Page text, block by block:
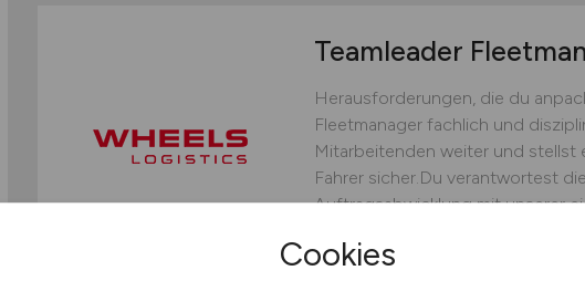
Teamleader
Herausforderungen, die du
Fleetmanager fachlich und
Mitarbeitenden weiter und stellst
Fahrer sicher.Du verantwortest
Auftragsabwicklung mit unserer
bedarfsgerechten Fahrereinsatz
operative Steuerung.Du...
Cookies